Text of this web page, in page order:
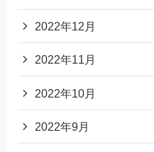
2022年12月
2022年11月
2022年10月
2022年9月